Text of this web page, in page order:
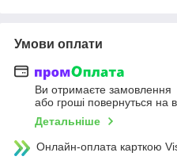
Умови оплати
Ви отримаєте замовлення
або гроші повернуться на
Детальніше
Онлайн-оплата карткою